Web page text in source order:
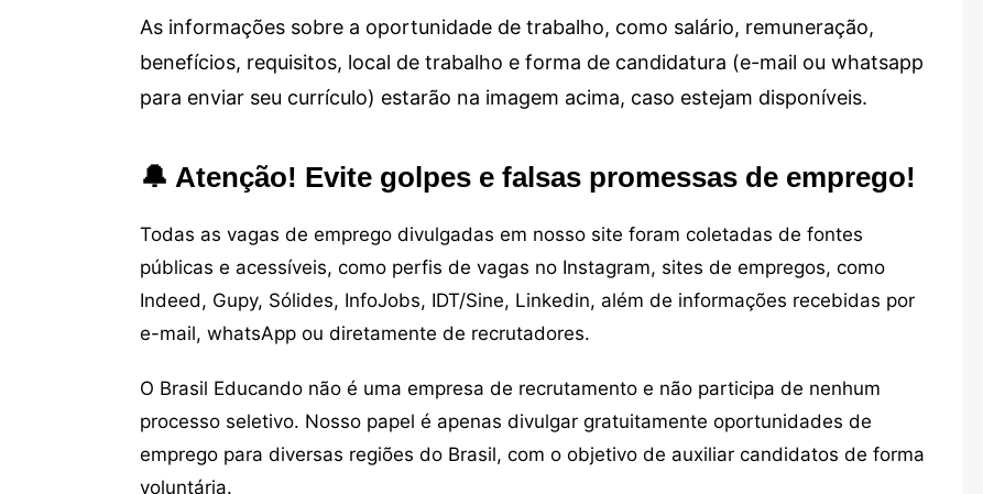
As informações sobre a oportunidade de trabalho, como salário, remuneração,
benefícios, requisitos, local de trabalho e forma de candidatura (e-mail ou whatsapp
para enviar seu currículo) estarão na imagem acima, caso estejam disponíveis.
🔔 Atenção! Evite golpes e falsas promessas de emprego!
Todas as vagas de emprego divulgadas em nosso site foram coletadas de fontes
públicas e acessíveis, como perfis de vagas no Instagram, sites de empregos, como
Indeed, Gupy, Sólides, InfoJobs, IDT/Sine, Linkedin, além de informações recebidas por
e-mail, whatsApp ou diretamente de recrutadores.
O Brasil Educando não é uma empresa de recrutamento e não participa de nenhum
processo seletivo. Nosso papel é apenas divulgar gratuitamente oportunidades de
emprego para diversas regiões do Brasil, com o objetivo de auxiliar candidatos de forma
voluntária.